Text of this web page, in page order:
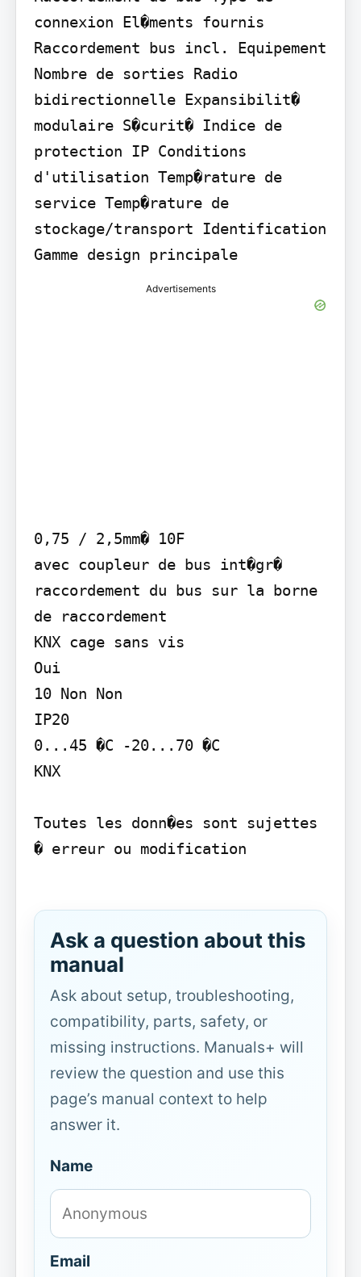
connexion El�ments fournis
Raccordement bus incl. Equipement
Nombre de sorties Radio
bidirectionnelle Expansibilit�
modulaire S�curit� Indice de
protection IP Conditions
d'utilisation Temp�rature de
service Temp�rature de
stockage/transport Identification
Gamme design principale
Advertisements
0,75 / 2,5mm� 10F
avec coupleur de bus int�gr�
raccordement du bus sur la borne
de raccordement
KNX cage sans vis
Oui
10 Non Non
IP20
0...45 �C -20...70 �C
KNX
Toutes les donn�es sont sujettes
� erreur ou modification
Ask a question about this
manual
Ask about setup, troubleshooting,
compatibility, parts, safety, or
missing instructions. Manuals+ will
review the question and use this
page’s manual context to help
answer it.
Name
Email